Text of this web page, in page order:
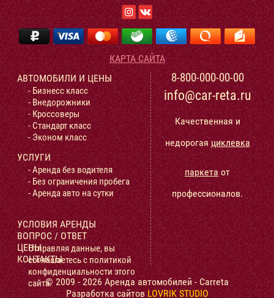
КАРТА САЙТА
АВТОМОБИЛИ И ЦЕНЫ
- Бизнесс класс
- Внедорожники
- Кроссоверы
- Стандарт класс
- Эконом класс
УСЛУГИ
- Аренда без водителя
- Без ограничения пробега
- Аренда авто на сутки
УСЛОВИЯ АРЕНДЫ
ВОПРОС / ОТВЕТ
Отправляя данные, вы
соглашаетесь с политикой
конфиденциальности этого
сайта.
ЦЕНЫ
КОНТАКТЫ
8-800-000-00-00
info@car-reta.ru
Качественная и
недорогаяциклевка
паркетаот
профессионалов.
© 2009 - 2026 Аренда автомобилей - Carreta
Разработка сайтовLOVRIK STUDIO